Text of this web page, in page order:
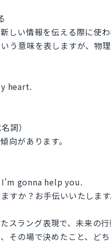
しい情報を伝える際に使わ
う意味を表しますが、物
heart.
詞）
向があります。
gonna help you.
すか？お手伝いいたします
ラング表現で、未来の
その場で決めたこと、どち